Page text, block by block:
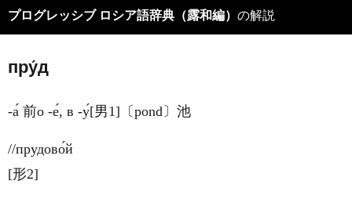
プログレッシブ ロシア語辞典（露和編） の解説
пру́д
-а́ 前о -е́, в -у́[男1]〔pond〕池
//прудово́й
[形2]